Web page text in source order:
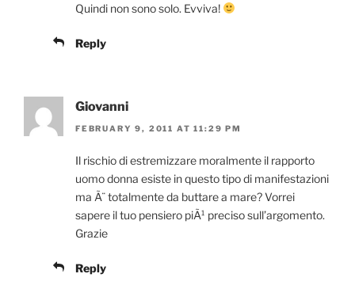
Quindi non sono solo. Evviva!
Reply
Giovanni
FEBRUARY 9, 2011 AT 11:29 PM
Il rischio di estremizzare moralmente il rapporto
uomo donna esiste in questo tipo di manifestazioni
ma Ã¨ totalmente da buttare a mare? Vorrei
sapere il tuo pensiero piÃ¹ preciso sull’argomento.
Grazie
Reply